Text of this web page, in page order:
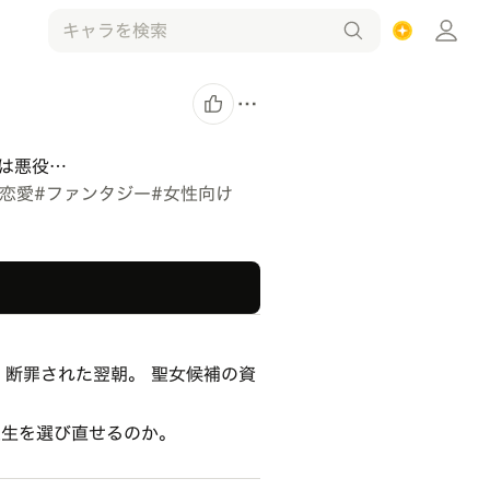
悪役…
恋愛#ファンタジー#女性向け
罪された翌朝。 聖女候補の資
を選び直せるのか。